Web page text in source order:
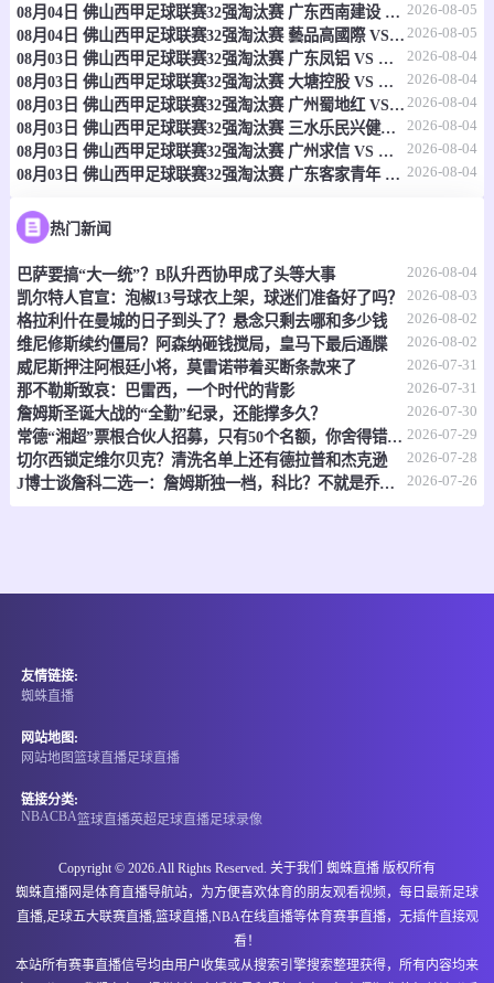
菲州长杯 08-07 17:15 即将开始
泰拉菲尔马 0 - 0 勇士之路
情报
菲州长杯 08-07 19:00 即将开始
拉马多斯
情报
CBA夏季赛 08-07 19:30 即将开始
江苏肯帝亚 0 - 0
情报
越南联 08-07 20:30 即将开始
波兰U16
-
情报
08-07 23:00
08月04日 佛山西甲足球联赛32强淘汰赛 广东西南建设 VS 香港圣徒 全场录像 2026-08-05
08月04日 佛山西甲足球联赛32强淘汰赛 藝品高國際 VS 湛江狂狼·粵辉能源 全场录像 2026-08-05
08月03日 佛山西甲足球联赛32强淘汰赛 广东凤铝 VS 湛江八部科技 全场录像 2026-08-04
08月03日 佛山西甲足球联赛32强淘汰赛 大塘控股 VS 茂名市点都得 全场录像 2026-08-04
08月03日 佛山西甲足球联赛32强淘汰赛 广州蜀地红 VS 广州戴拿模 全场录像 2026-08-04
08月03日 佛山西甲足球联赛32强淘汰赛 三水乐民兴健力宝 VS 中国澳门澳科精英 全场录像 2026-08-04
08月03日 佛山西甲足球联赛32强淘汰赛 广州求信 VS 顺德新青年 全场录像 2026-08-04
08月03日 佛山西甲足球联赛32强淘汰赛 广东客家青年 VS 广州英华思力U17 全场录像 2026-08-04
热门新闻
巴萨要搞“大一统”？B队升西协甲成了头等大事 2026-08-04
凯尔特人官宣：泡椒13号球衣上架，球迷们准备好了吗？ 2026-08-03
格拉利什在曼城的日子到头了？悬念只剩去哪和多少钱 2026-08-02
维尼修斯续约僵局？阿森纳砸钱搅局，皇马下最后通牒 2026-08-02
威尼斯押注阿根廷小将，莫雷诺带着买断条款来了 2026-07-31
那不勒斯致哀：巴雷西，一个时代的背影 2026-07-31
詹姆斯圣诞大战的“全勤”纪录，还能撑多久？ 2026-07-30
常德“湘超”票根合伙人招募，只有50个名额，你舍得错过吗？ 2026-07-29
切尔西锁定维尔贝克？清洗名单上还有德拉普和杰克逊 2026-07-28
J博士谈詹科二选一：詹姆斯独一档，科比？不就是乔丹复刻版嘛 2026-07-26
友情链接:
蜘蛛直播
网站地图:
网站地图篮球直播足球直播
链接分类:
NBACBA篮球直播英超 足球直播足球录像
Copyright © 2026.All Rights Reserved. 关于我们 蜘蛛直播 版权所有
蜘蛛直播网是体育直播导航站，为方便喜欢体育的朋友观看视频，每日最新足球
直播,足球五大联赛直播,篮球直播,NBA在线直播等体育赛事直播，无插件直接观
看！
本站所有赛事直播信号均由用户收集或从搜索引擎搜索整理获得，所有内容均来